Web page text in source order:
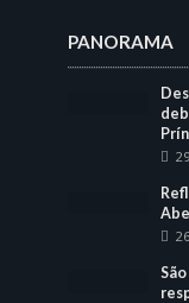
PANORAMA